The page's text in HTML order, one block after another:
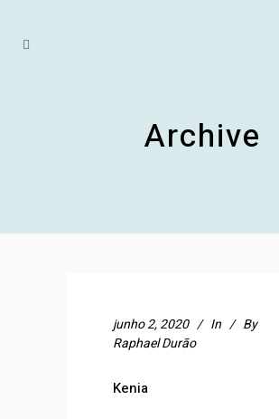
Archive
junho 2, 2020 In
By
Raphael Durão
Kenia